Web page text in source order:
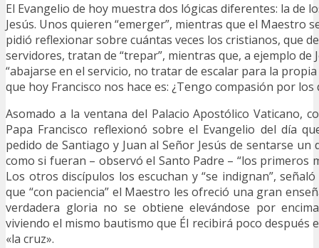
El Evangelio de hoy muestra dos lógicas diferentes: la de
Jesús. Unos quieren “emerger”, mientras que el Maestro
pidió reflexionar sobre cuántas veces los cristianos, que
servidores, tratan de “trepar”, mientras que, a ejemplo de
“abajarse en el servicio, no tratar de escalar para la
que hoy Francisco nos hace es: ¿Tengo compasión por los
Asomado a la ventana del Palacio Apostólico Vaticano,
Papa Francisco reflexionó sobre el Evangelio del día
pedido de Santiago y Juan al Señor Jesús de sentarse un
como si fueran – observó el Santo Padre – “los primeros
Los otros discípulos los escuchan y “se indignan”,
que “con paciencia” el Maestro les ofreció una gran
verdadera gloria no se obtiene elevándose por
viviendo el mismo bautismo que Él recibirá poco después
«la cruz».